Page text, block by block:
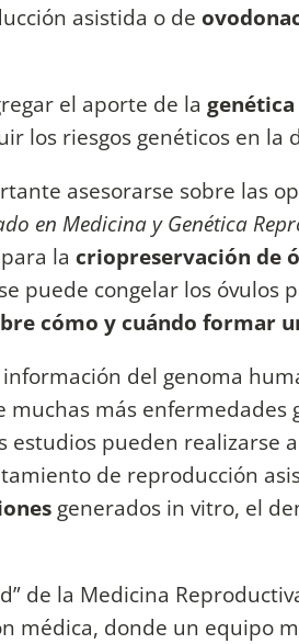
asistida o de
el aporte de la
los riesgos genéticos en la
asesorarse sobre las
en Medicina y Genética
para la criopreservación de
puede congelar los óvulos
cómo y cuándo formar
información del genoma
muchas más enfermedades
estudios pueden realizarse
de reproducción
generados in vitro, el
de la Medicina
médica, donde un equipo